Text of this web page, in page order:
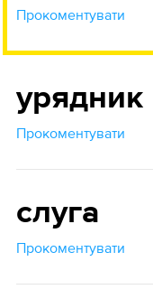
Прокоментувати
урядник
Прокоментувати
слуга
Прокоментувати